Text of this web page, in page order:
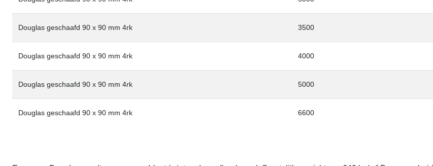
Douglas geschaafd 90 x 90 mm 4rk 3500
Douglas geschaafd 90 x 90 mm 4rk 4000
Douglas geschaafd 90 x 90 mm 4rk 5000
Douglas geschaafd 90 x 90 mm 4rk 6600